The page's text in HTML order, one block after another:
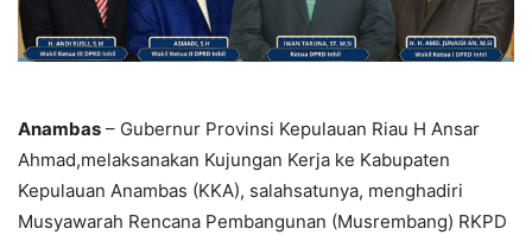
Anambas – Gubernur Provinsi Kepulauan Riau H Ansar
Ahmad,melaksanakan Kujungan Kerja ke Kabupaten
Kepulauan Anambas (KKA), salahsatunya, menghadiri
Musyawarah Rencana Pembangunan (Musrembang) RKPD